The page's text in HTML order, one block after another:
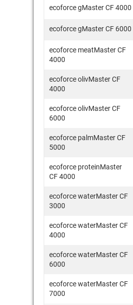
ecoforce gMaster CF 4000
ecoforce gMaster CF 6000
ecoforce meatMaster CF
4000
ecoforce olivMaster CF
4000
ecoforce olivMaster CF
6000
ecoforce palmMaster CF
5000
ecoforce proteinMaster
CF 4000
ecoforce waterMaster CF
3000
ecoforce waterMaster CF
4000
ecoforce waterMaster CF
6000
ecoforce waterMaster CF
7000